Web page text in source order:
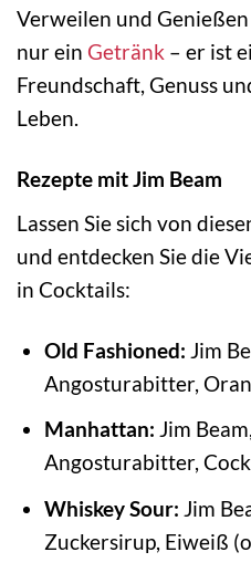
Verweilen und
nur ein Getränk – er ist
Freundschaft, Genuss
Leben.
Rezepte mit Jim Beam
Lassen Sie sich von
und entdecken Sie die
in Cocktails:
Old Fashioned: Jim
Angosturabitter,
Manhattan: Jim
Angosturabitter,
Whiskey Sour: Jim
Zuckersirup, Eiweiß